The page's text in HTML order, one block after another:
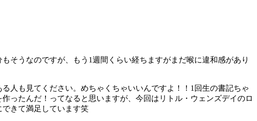
そうなのですが、もう1週間くらい経ちますがまだ喉に違和感があり
人も見てください。めちゃくちゃいいんですよ！！1回生の書記ちゃ
ったんだ！ってなると思いますが、今回はリトル・ウェンズデイのロ
きて満足しています笑